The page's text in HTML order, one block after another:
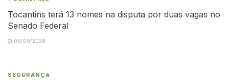
Tocantins terá 13 nomes na disputa por duas vagas no
Senado Federal
08/08/2026
SEGURANÇA